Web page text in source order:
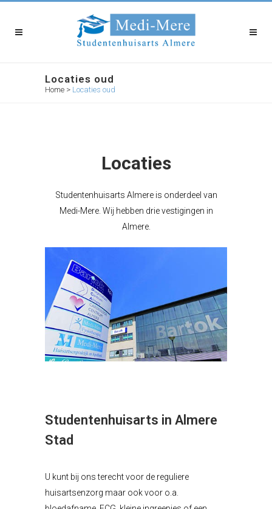
Locaties oud
Home > Locaties oud
Locaties
Studentenhuisarts Almere is onderdeel van
Medi-Mere. Wij hebben drie vestigingen in
Almere.
Studentenhuisarts in Almere
Stad
U kunt bij ons terecht voor de reguliere
huisartsenzorg maar ook voor o.a.